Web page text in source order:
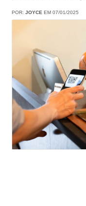
POR: JOYCE EM 07/01/2025